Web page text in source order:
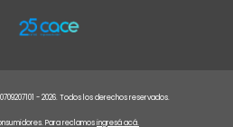
- 2026. Todos los derechos reservados.
Para reclamosingresá acá.